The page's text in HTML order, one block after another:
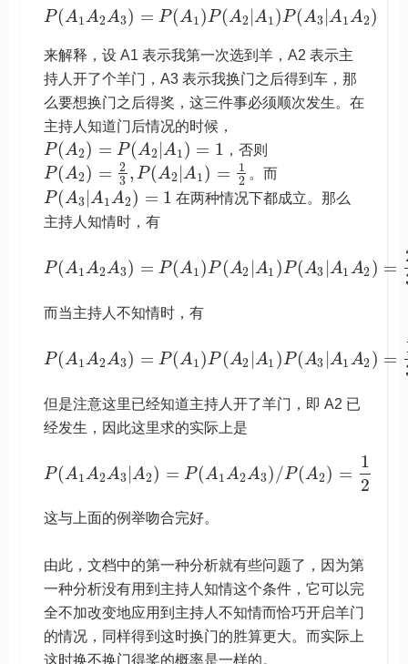
P(A1A2A3) = P(A1)P(A2 |A1)P(A3|A1A2)
来解释，设 A1 表示我第一次选到羊，A2 表示主
持人开了个羊门，A3 表示我换门之后得到车，那
么要想换门之后得奖，这三件事必须顺次发生。在
主持人知道门后情况的时候，
P(A2) = P(A2 |A1) = 1 ，否则
P(A2) = 2
3 , P(A2 |A1) =
1
2
。而
P(A3 |A1A2) = 1 在两种情况下都成立。那么
主持人知情时，有
P(A1A2A3) = P(A1)P(A2 |A1 )P(A3 |A1A2 ) =
而当主持人不知情时，有
P(A1A2A3) = P(A1)P(A2 |A1 )P(A3 |A1A2 ) =
但是注意这里已经知道主持人开了羊门，即 A2 已
经发生，因此这里求的实际上是
P(A1A2A3|A2) = P(A1A2A3)/P(A2) =
1
2
这与上面的例举吻合完好。
由此，文档中的第一种分析就有些问题了，因为第
一种分析没有用到主持人知情这个条件，它可以完
全不加改变地应用到主持人不知情而恰巧开启羊门
的情况，同样得到这时换门的胜算更大。而实际上
这时换不换门得奖的概率是一样的。